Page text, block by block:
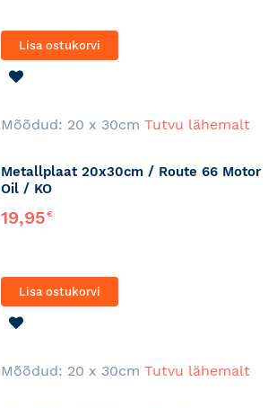
Lisa ostukorvi
Mõõdud: 20 x 30cm Tutvu lähemalt
Metallplaat 20x30cm / Route 66 Motor
Oil / KO
19,95€
Lisa ostukorvi
Mõõdud: 20 x 30cm Tutvu lähemalt